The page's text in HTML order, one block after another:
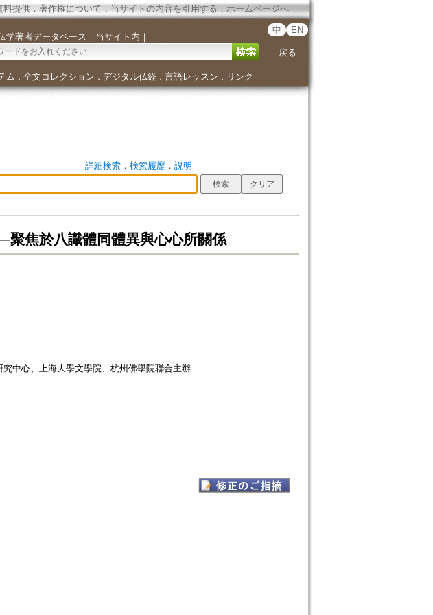
料提供． 著作権について．当サイトの内容を引用する ． ホームページへ
学著者データベース ｜ 当サイト内 ｜
中 EN
戻る
ム ． 全文コレクション ． デジタル仏経． 言語レッスン ． リンク
詳細検索． 検索履歴． 説明
聚焦於八識體同體異與心心所關係
中心、上海大學文學院、杭州佛學院聯合主辦